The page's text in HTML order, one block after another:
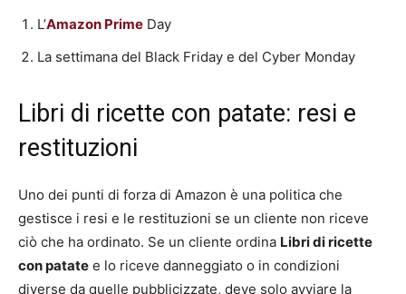
L’Amazon Prime Day
La settimana del Black Friday e del Cyber Monday
Libri di ricette con patate: resi e
restituzioni
Uno dei punti di forza di Amazon è una politica che
gestisce i resi e le restituzioni se un cliente non riceve
ciò che ha ordinato. Se un cliente ordina Libri di ricette
con patate e lo riceve danneggiato o in condizioni
diverse da quelle pubblicizzate, deve solo avviare la